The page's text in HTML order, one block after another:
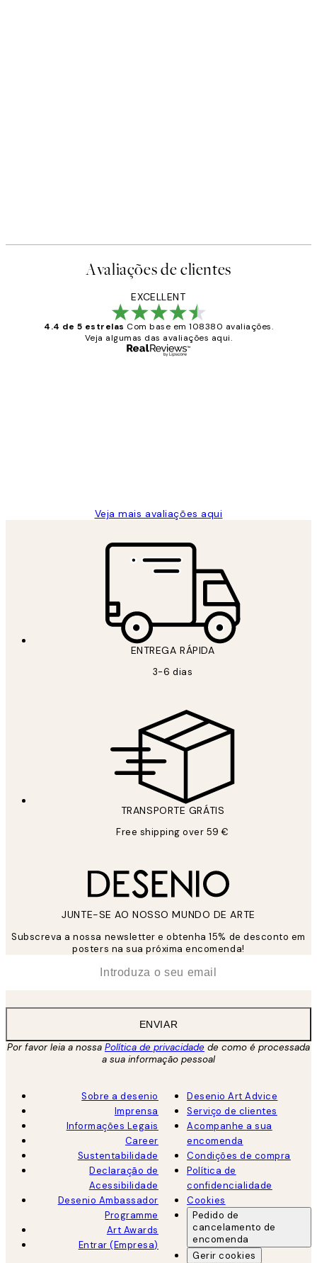
Avaliações de clientes
EXCELLENT
4.4 de 5 estrelas Com base em 108380 avaliações.
Veja algumas das avaliações aqui.
Veja mais avaliações aqui
ENTREGA RÁPIDA
3-6 dias
TRANSPORTE GRÁTIS
Free shipping over 59 €
JUNTE-SE AO NOSSO MUNDO DE ARTE
Subscreva a nossa newsletter e obtenha 15% de desconto em
posters na sua próxima encomenda!
ENVIAR
Por favor leia a nossa Política de privacidade de como é processada
a sua informação pessoal
Sobre a desenio
Imprensa
Informações Legais
Career
Sustentabilidade
Declaração de
Acessibilidade
Desenio Ambassador
Programme
Art Awards
Entrar (Empresa)
Desenio Art Advice
Serviço de clientes
Acompanhe a sua
encomenda
Condições de compra
Política de
confidencialidade
Cookies
Pedido de
cancelamento de
encomenda
Gerir cookies